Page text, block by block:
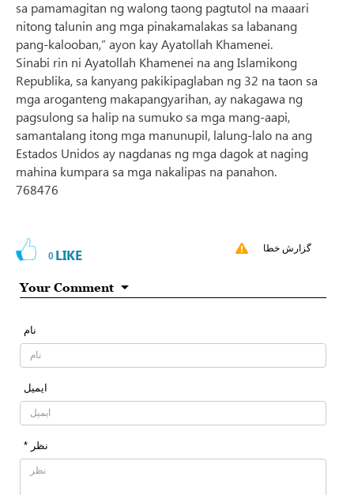
sa pamamagitan ng walong taong pagtutol na maaari
nitong talunin ang mga pinakamalakas sa labanang
pang-kalooban,” ayon kay Ayatollah Khamenei.
Sinabi rin ni Ayatollah Khamenei na ang Islamikong
Republika, sa kanyang pakikipaglaban ng 32 na taon sa
mga aroganteng makapangyarihan, ay nakagawa ng
pagsulong sa halip na sumuko sa mga mang-aapi,
samantalang itong mga manunupil, lalung-lalo na ang
Estados Unidos ay nagdanas ng mga dagok at naging
mahina kumpara sa mga nakalipas na panahon.
768476
0 LIKE گزارش خطا
Your Comment
نام
ایمیل
* نظر